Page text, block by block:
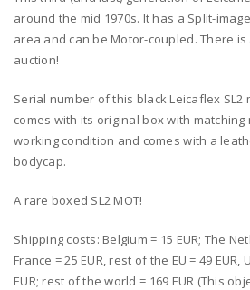
around the mid 1970s. It has a Split-
area and can be Motor-coupled. There
auction!
Serial number of this black Leicaflex SL2
comes with its original box with matching
working condition and comes with a
bodycap.
A rare boxed SL2 MOT!
Shipping costs: Belgium = 15 EUR; The
France = 25 EUR, rest of the EU = 49 EUR,
EUR; rest of the world = 169 EUR (This